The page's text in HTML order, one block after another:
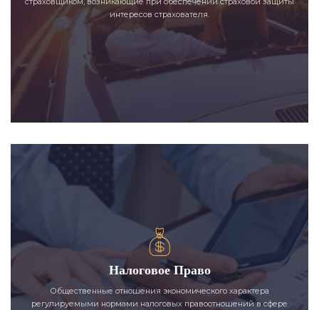
интересов страхователя.
Налоговое Право
Общественные отношения экономического характера
регулируемыми нормами налоговых правоотношений в сфере